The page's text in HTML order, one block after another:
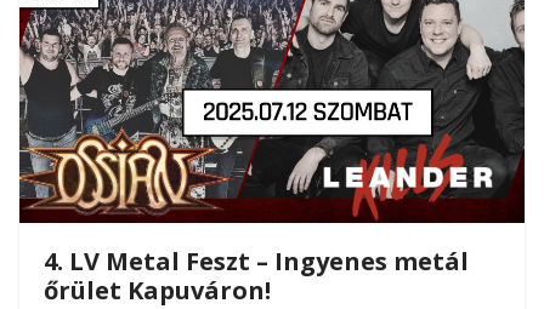
4. LV Metal Feszt – Ingyenes metál
őrület Kapuváron!